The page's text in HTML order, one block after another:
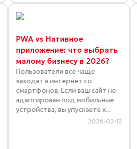
PWA vs Нативное
приложение: что выбрать
малому бизнесу в 2026?
Пользователи все чаще
заходят в интернет со
смартфонов. Если ваш сайт не
адаптирован под мобильные
устройства, вы упускаете к...
2026-02-12